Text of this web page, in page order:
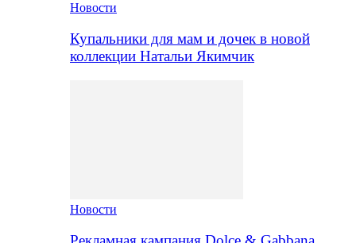
Новости
Купальники для мам и дочек в новой
коллекции Натальи Якимчик
Новости